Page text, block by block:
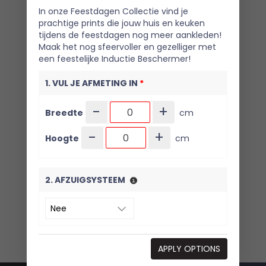
In onze Feestdagen Collectie vind je
prachtige prints die jouw huis en keuken
tijdens de feestdagen nog meer aankleden!
Maak het nog sfeervoller en gezelliger met
een feestelijke Inductie Beschermer!
1. VUL JE AFMETING IN *
Breedte - + cm
Hoogte - + cm
2. AFZUIGSYSTEEM
APPLY OPTIONS